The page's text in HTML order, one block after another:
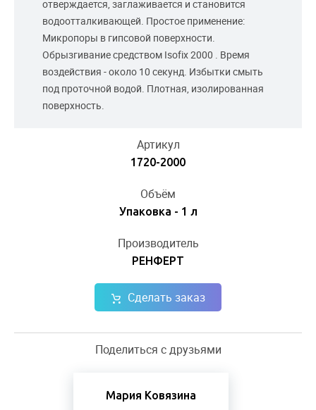
Артикул
1720-2000
Объём
Упаковка - 1 л
Производитель
РЕНФЕРТ
Сделать заказ
Поделиться с друзьями
Мария Ковязина
отверждается, заглаживается и становится
водоотталкивающей. Простое применение:
Микропоры в гипсовой поверхности.
Обрызгивание средством Isofix 2000 . Время
воздействия - около 10 секунд. Избытки смыть
под проточной водой. Плотная, изолированная
поверхность.